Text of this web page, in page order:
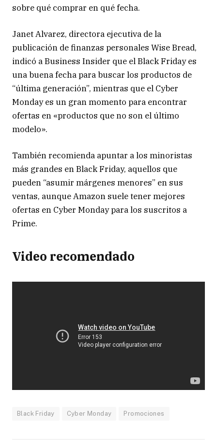
sobre qué comprar en qué fecha.
Janet Alvarez, directora ejecutiva de la
publicación de finanzas personales Wise Bread,
indicó a Business Insider que el Black Friday es
una buena fecha para buscar los productos de
“última generación”, mientras que el Cyber
Monday es un gran momento para encontrar
ofertas en «productos que no son el último
modelo».
También recomienda apuntar a los minoristas
más grandes en Black Friday, aquellos que
pueden “asumir márgenes menores” en sus
ventas, aunque Amazon suele tener mejores
ofertas en Cyber Monday para los suscritos a
Prime.
Video recomendado
Black Friday Cyber Monday Promociones